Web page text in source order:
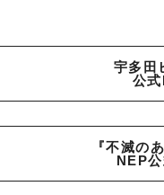
宇多田
公
『不滅の
NEP